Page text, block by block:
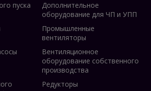
X100 от ПК Инсайт – это
для оптимизации
процессов и энергосбережения.
преобразователь X100 и
ПК Инсайт, вы инвестируете
оборудование,
современные
пуска
Дополнительное
оборудование для ЧП и УПП
Промышленные
вентиляторы
Вентиляционное
оборудование собственного
производства
Редукторы